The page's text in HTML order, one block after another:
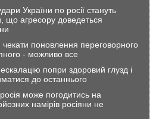
України по росії стануть
що агресору доведеться
чекати поновлення переговорного
- можливо все
попри здоровий глузд і
до останнього
може погодитись на
намірів росіяни не